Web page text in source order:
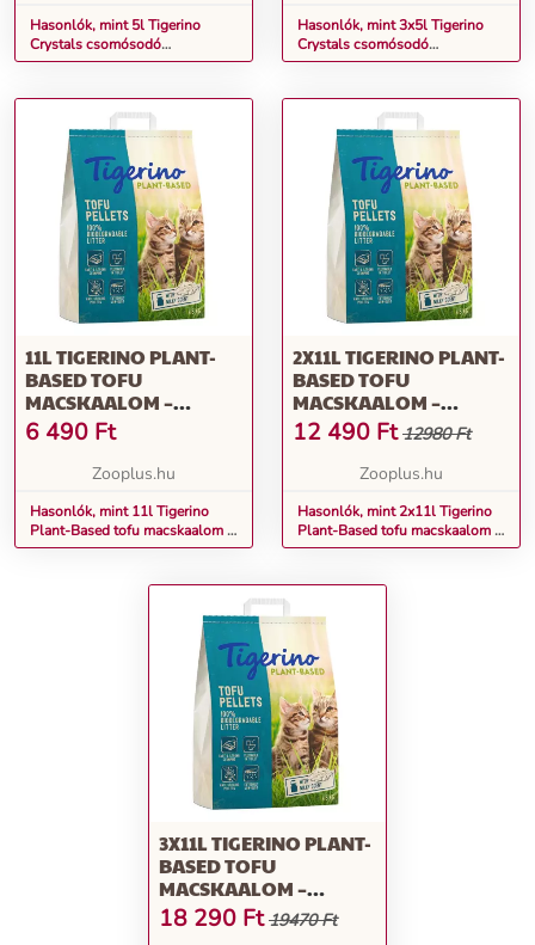
Hasonlók, mint 5l Tigerino
Crystals csomósodó
macskaalom – sensitive,
Hasonlók, mint 3x5l Tigerino
Crystals csomósodó
macskaalom – sensitive,
11L TIGERINO PLANT-
BASED TOFU
MACSKAALOM –
TEJILLATTAL
6 490 Ft
Zooplus.hu
Hasonlók, mint 11l Tigerino
Plant-Based tofu macskaalom –
tejillattal
2X11L TIGERINO PLANT-
BASED TOFU
MACSKAALOM –
TEJILLATTAL
12 490 Ft 12980 Ft
Zooplus.hu
Hasonlók, mint 2x11l Tigerino
Plant-Based tofu macskaalom –
tejillattal
3X11L TIGERINO PLANT-
BASED TOFU
MACSKAALOM –
TEJILLATTAL
18 290 Ft 19470 Ft